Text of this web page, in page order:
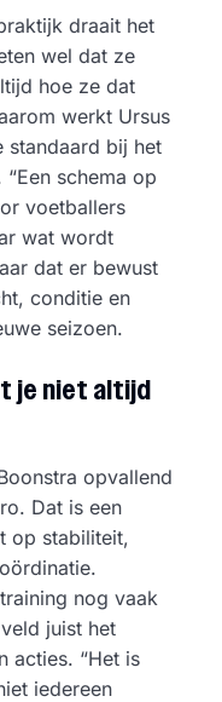
draait het
wel dat ze
hoe ze dat
werkt Ursus
standaard bij het
schema op
voetballers
wat wordt
dat er bewust
conditie en
seizoen.
je niet altijd
opvallend
Dat is een
op stabiliteit,
nog vaak
juist het
acties. “Het is
iedereen